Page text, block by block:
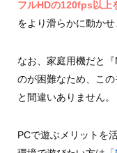
フルHDの120fps以上
をより滑らかに動かせ
なお、家庭用機だと
のが困難なため、こ
と間違いありません。
PCで遊ぶメリットを